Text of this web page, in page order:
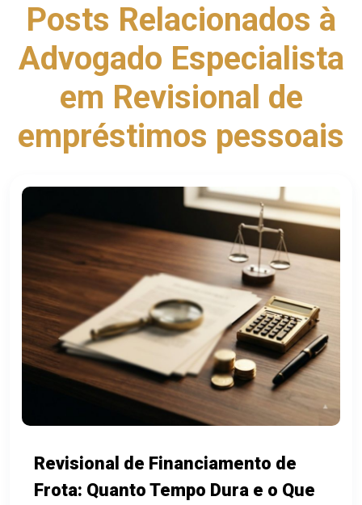
Posts Relacionados à
Advogado Especialista
em Revisional de
empréstimos pessoais
Revisional de Financiamento de
Frota: Quanto Tempo Dura e o Que